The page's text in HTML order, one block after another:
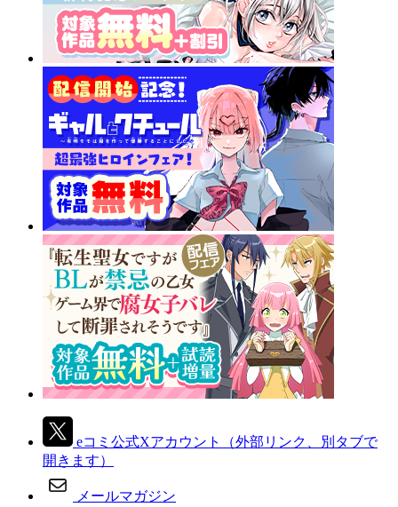
eコミ公式Xアカウント
（外部リンク、別タブで
開きます）
メールマガジン